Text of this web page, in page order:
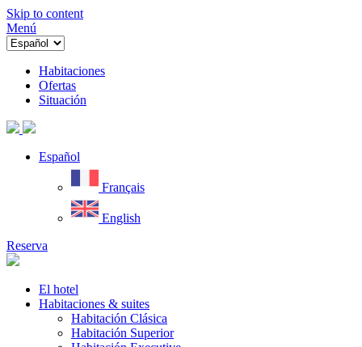
Skip to content
Menú
Habitaciones
Ofertas
Situación
Español
Français
English
Reserva
El hotel
Habitaciones & suites
Habitación Clásica
Habitación Superior